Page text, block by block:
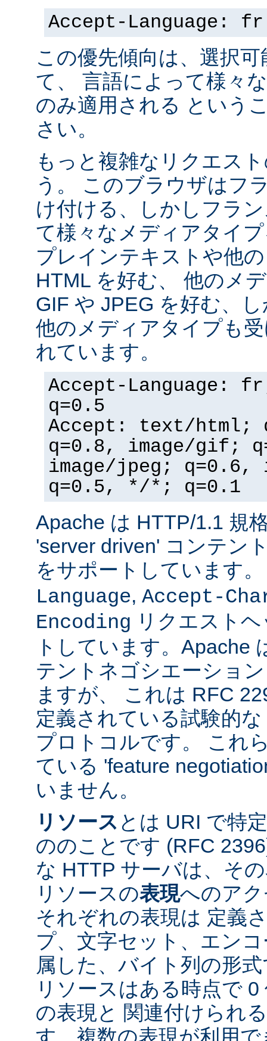
Accept-Language: fr
この優先傾向は、選択
て、 言語によって様々
のみ適用される という
さい。
もっと複雑なリクエス
う。 このブラウザはフ
け付ける、しかしフラ
て様々なメディアタイ
プレインテキストや他
HTML を好む、 他のメ
GIF や JPEG を好む、
他のメディアタイプも
れています。
Accept-Language:
q=0.5
Accept: text/html;
q=0.8, image/gif;
image/jpeg; q=0.6,
q=0.5, */*; q=0.1
Apache は HTTP/1.1 規
'server driven' コンテン
をサポートしています
Language, Accept-
Encoding リクエスト
トしています。Apache
テントネゴシエーショ
ますが、 これは RFC
定義されている試験的
プロトコルです。 これ
ている 'feature
いません。
リソース とは URI で特
ののことです (RFC
な HTTP サーバは、そ
リソースの表現へのア
それぞれの表現は 定義
プ、文字セット、エン
属した、バイト列の形
リソースはある時点で
の表現と 関連付けられ
す。複数の表現が利用